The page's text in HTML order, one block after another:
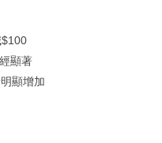
顯著
顯增加